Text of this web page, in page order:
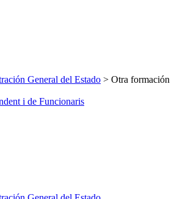
General del Estado > Otra formación
i de Funcionaris